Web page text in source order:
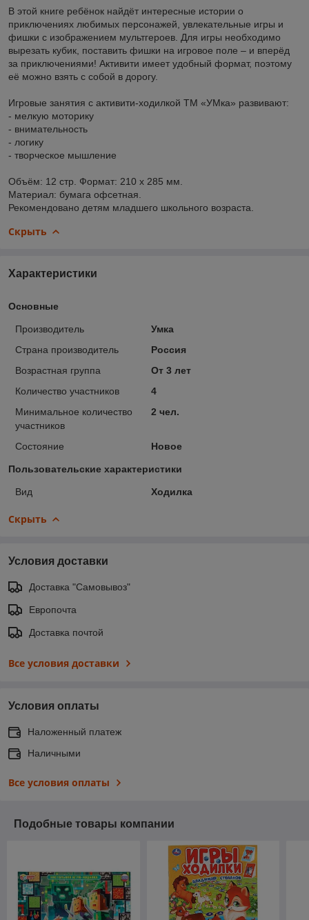
В этой книге ребёнок найдёт интересные истории о
приключениях любимых персонажей, увлекательные игры и
фишки с изображением мультгероев. Для игры необходимо
вырезать кубик, поставить фишки на игровое поле – и вперёд
за приключениями! Активити имеет удобный формат, поэтому
её можно взять с собой в дорогу.
Игровые занятия с активити-ходилкой ТМ «УМка» развивают:
- мелкую моторику
- внимательность
- логику
- творческое мышление
Объём: 12 стр. Формат: 210 х 285 мм.
Материал: бумага офсетная.
Рекомендовано детям младшего школьного возраста.
Скрыть
Характеристики
Основные
Производитель
Умка
Страна производитель
Россия
Возрастная группа
От 3 лет
Количество участников
4
Минимальное количество
участников
2 чел.
Состояние Новое
Пользовательские характеристики
Вид Ходилка
Скрыть
Условия доставки
Доставка "Самовывоз"
Европочта
Доставка почтой
Все условия доставки
Условия оплаты
Наложенный платеж
Наличными
Все условия оплаты
Подобные товары компании